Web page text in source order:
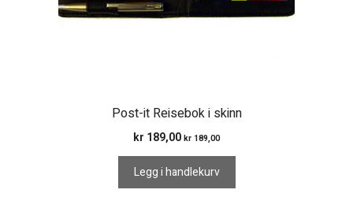
Post-it Reisebok i skinn
kr 189,00 kr 189,00
Legg i handlekurv